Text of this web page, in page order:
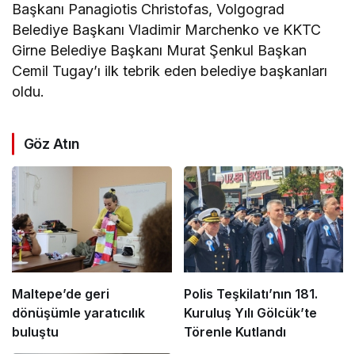
Başkanı Panagiotis Christofas, Volgograd
Belediye Başkanı Vladimir Marchenko ve KKTC
Girne Belediye Başkanı Murat Şenkul Başkan
Cemil Tugay’ı ilk tebrik eden belediye başkanları
oldu.
Göz Atın
Maltepe’de geri
dönüşümle yaratıcılık
buluştu
Polis Teşkilatı’nın 181.
Kuruluş Yılı Gölcük’te
Törenle Kutlandı